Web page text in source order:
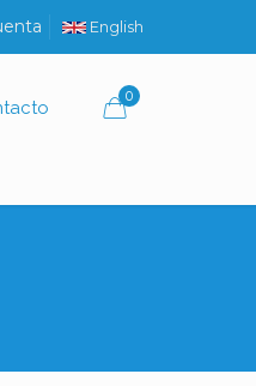
English
0